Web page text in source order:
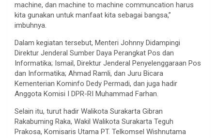
machine, dan machine to machine communcation harus
kita gunakan untuk manfaat kita sebagai bangsa,”
imbuhnya.
Dalam kegiatan tersebut, Menteri Johnny Didampingi
Direktur Jenderal Sumber Daya Perangkat Pos dan
Informatika; Ismail, Direktur Jenderal Penyelenggaraan Pos
dan Informatika; Ahmad Ramli, dan Juru Bicara
Kementerian Kominfo Dedy Permadi, dan juga hadir
Anggota Komisi I DPR-RI Muhammad Farhan.
Selain itu, turut hadir Walikota Surakarta Gibran
Rakabuming Raka, Wakil Walikota Surakarta Teguh
Prakosa, Komisaris Utama PT. Telkomsel Wishnutama